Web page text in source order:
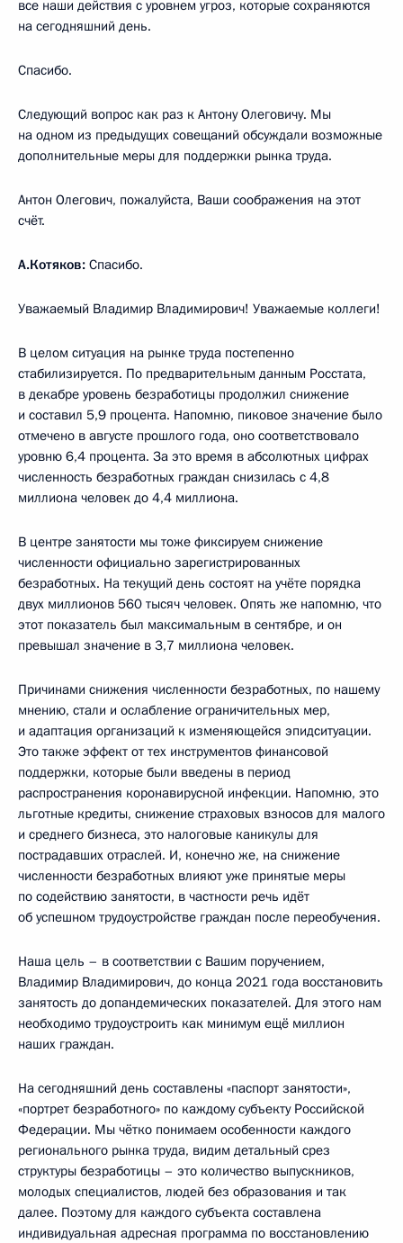
все наши действия с уровнем угроз, которые сохраняются
на сегодняшний день.
Спасибо.
Следующий вопрос как раз к Антону Олеговичу. Мы
на одном из предыдущих совещаний обсуждали возможные
дополнительные меры для поддержки рынка труда.
Антон Олегович, пожалуйста, Ваши соображения на этот
счёт.
А.Котяков: Спасибо.
Уважаемый Владимир Владимирович! Уважаемые коллеги!
В целом ситуация на рынке труда постепенно
стабилизируется. По предварительным данным Росстата,
в декабре уровень безработицы продолжил снижение
и составил 5,9 процента. Напомню, пиковое значение было
отмечено в августе прошлого года, оно соответствовало
уровню 6,4 процента. За это время в абсолютных цифрах
численность безработных граждан снизилась с 4,8
миллиона человек до 4,4 миллиона.
В центре занятости мы тоже фиксируем снижение
численности официально зарегистрированных
безработных. На текущий день состоят на учёте порядка
двух миллионов 560 тысяч человек. Опять же напомню, что
этот показатель был максимальным в сентябре, и он
превышал значение в 3,7 миллиона человек.
Причинами снижения численности безработных, по нашему
мнению, стали и ослабление ограничительных мер,
и адаптация организаций к изменяющейся эпидситуации.
Это также эффект от тех инструментов финансовой
поддержки, которые были введены в период
распространения коронавирусной инфекции. Напомню, это
льготные кредиты, снижение страховых взносов для малого
и среднего бизнеса, это налоговые каникулы для
пострадавших отраслей. И, конечно же, на снижение
численности безработных влияют уже принятые меры
по содействию занятости, в частности речь идёт
об успешном трудоустройстве граждан после переобучения.
Наша цель – в соответствии с Вашим поручением,
Владимир Владимирович, до конца 2021 года восстановить
занятость до допандемических показателей. Для этого нам
необходимо трудоустроить как минимум ещё миллион
наших граждан.
На сегодняшний день составлены «паспорт занятости»,
«портрет безработного» по каждому субъекту Российской
Федерации. Мы чётко понимаем особенности каждого
регионального рынка труда, видим детальный срез
структуры безработицы – это количество выпускников,
молодых специалистов, людей без образования и так
далее. Поэтому для каждого субъекта составлена
индивидуальная адресная программа по восстановлению